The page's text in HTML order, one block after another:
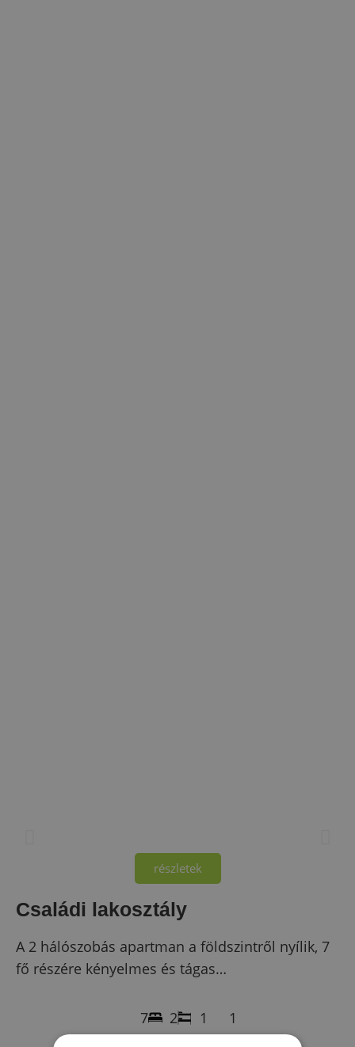
részletek
Családi lakosztály
A 2 hálószobás apartman a földszintről nyílik, 7
fő részére kényelmes és tágas…
7 2 1 1